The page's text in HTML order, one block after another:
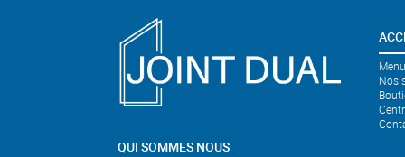
QUI SOMMES NOUS
Nos